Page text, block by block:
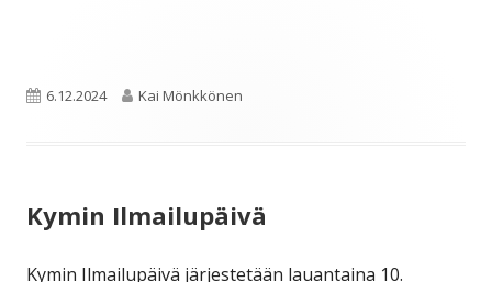
Julkaistu
6.12.2024 Kirjoittaja
Kai Mönkkönen
Kymin Ilmailupäivä
Kymin Ilmailupäivä järjestetään lauantaina 10.